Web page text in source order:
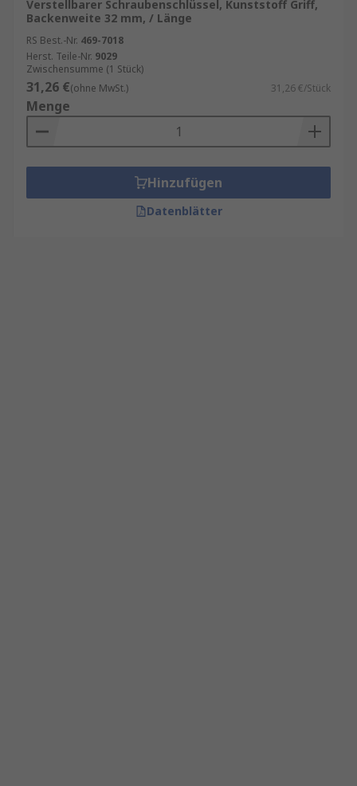
Verstellbarer Schraubenschlüssel, Kunststoff Griff,
Backenweite 32 mm, / Länge
RS Best.-Nr. 469-7018
Herst. Teile-Nr. 9029
Zwischensumme (1 Stück)
31,26 €(ohne MwSt.) 31,26 €/Stück
Menge
Hinzufügen
Datenblätter